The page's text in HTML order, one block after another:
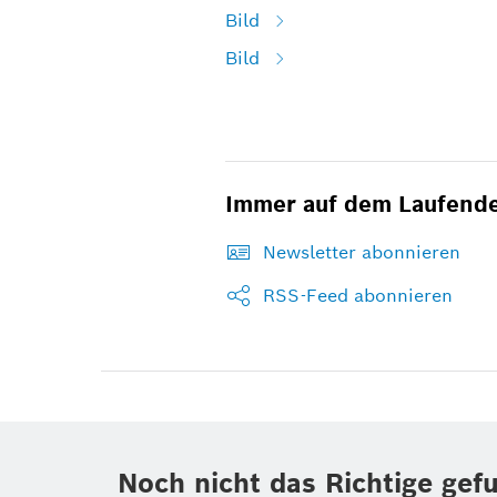
Bild
Bild
Immer auf dem
Newsletter abonnieren
RSS-Feed abonnieren
Noch nicht das Richtige